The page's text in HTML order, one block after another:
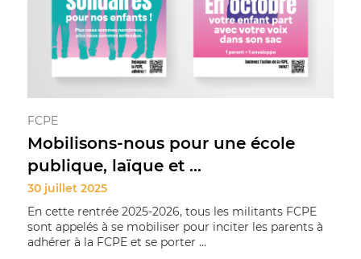
FCPE
Mobilisons-nous pour une école
publique, laïque et ...
30 juillet 2025
En cette rentrée 2025-2026, tous les militants FCPE
sont appelés à se mobiliser pour inciter les parents à
adhérer à la FCPE et se porter ...